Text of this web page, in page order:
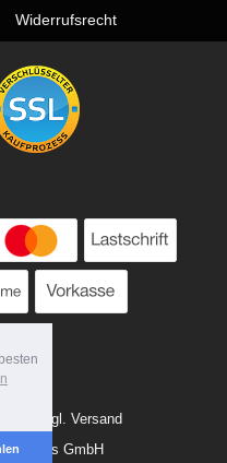
Widerrufsrecht
evtl. zzgl. Versand
Tools GmbH